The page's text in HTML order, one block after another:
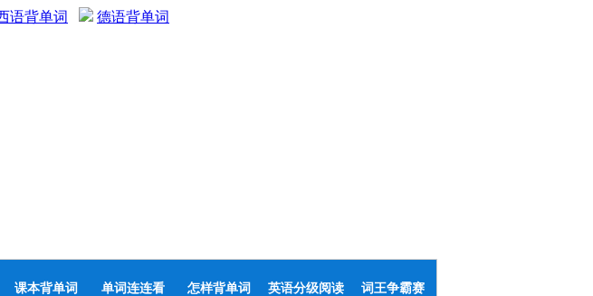
语背单词 德语背单词
课本背单词 单词连连看 怎样背单词 英语分级阅读
词王争霸赛